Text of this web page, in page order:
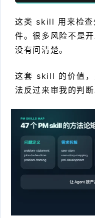
这类 skill 用来检查
件。很多风险不是
没有问清楚。
这套 skill 的价值
法反过来审我的判断